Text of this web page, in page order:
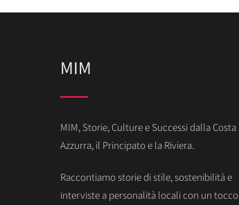
MIM
MIM, Storie, Culture e Successi dalla Costa
Azzurra, il Principato e la Riviera.
Raccontiamo storie di stile, sostenibilità e
interviste a personalità locali con un tocco